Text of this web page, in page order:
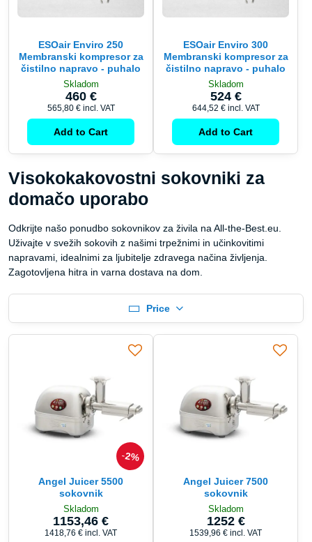
ESOair Enviro 250
Membranski kompresor za
čistilno napravo - puhalo
Skladom
460 €
565,80 € incl. VAT
Add to Cart
ESOair Enviro 300
Membranski kompresor za
čistilno napravo - puhalo
Skladom
524 €
644,52 € incl. VAT
Add to Cart
Visokokakovostni sokovniki za
domačo uporabo
Odkrijte našo ponudbo sokovnikov za živila na All-the-Best.eu.
Uživajte v svežih sokovih z našimi trpežnimi in učinkovitimi
napravami, idealnimi za ljubitelje zdravega načina življenja.
Zagotovljena hitra in varna dostava na dom.
Price
2%
Angel Juicer 5500
sokovnik
Skladom
1153,46 €
1418,76 € incl. VAT
Angel Juicer 7500
sokovnik
Skladom
1252 €
1539,96 € incl. VAT